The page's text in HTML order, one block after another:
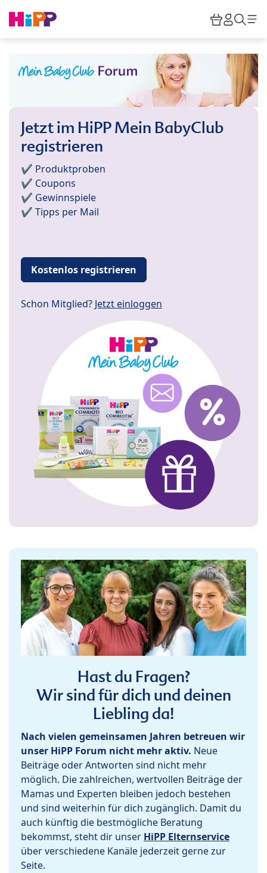
HiPP
Jetzt im HiPP Mein BabyClub
registrieren
✔️ Produktproben
✔️ Coupons
✔️ Gewinnspiele
✔️ Tipps per Mail
Kostenlos registrieren
Schon Mitglied? Jetzt einloggen
Hast du Fragen?
Wir sind für dich und deinen
Liebling da!
Nach vielen gemeinsamen Jahren betreuen wir
unser HiPP Forum nicht mehr aktiv. Neue
Beiträge oder Antworten sind nicht mehr
möglich. Die zahlreichen, wertvollen Beiträge der
Mamas und Experten bleiben jedoch bestehen
und sind weiterhin für dich zugänglich. Damit du
auch künftig die bestmögliche Beratung
bekommst, steht dir unser HiPP Elternservice
über verschiedene Kanäle jederzeit gerne zur
Seite.